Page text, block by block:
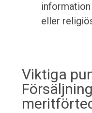
eller
Viktiga